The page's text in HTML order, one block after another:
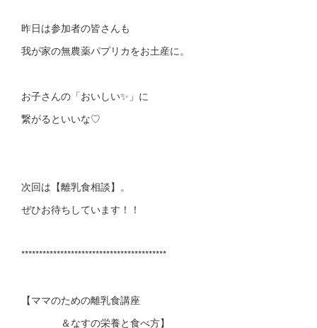
昨日は参加者の皆さんも
我が家の無農薬パプリカをお土産に。
お子さんの「おいしい✨」に
繋がるといいな♡
次回は【離乳食相談】。
ぜひお待ちしています！！
*****************************************
【ママのための離乳食講座
＆なすの栄養と食べ方】